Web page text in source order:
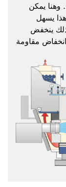
وهنا يمكن
يسهل
ذلك ينخفض
مقاومة